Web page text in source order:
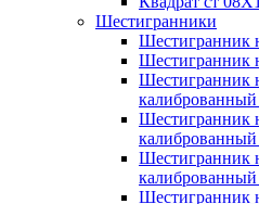
Шестигранники
Шестигранник
Шестигранник
Шестигранник
калиброванный
Шестигранник
Шестигранник
Шестигранник